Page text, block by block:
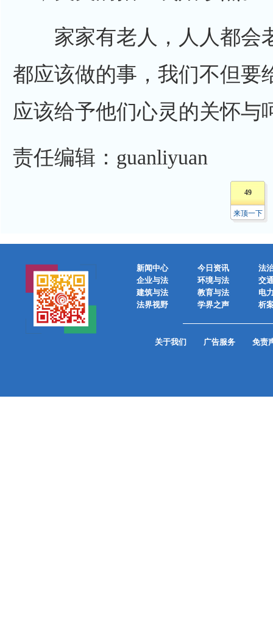
家家有老人，人人都会
都应该做的事，我们不但要
应该给予他们心灵的关怀与
责任编辑：guanliyuan
49
来顶一下
新闻中心 今日资讯
法
企业与法
环境与法
交
建筑与法
教育与法
电
法界视野
学界之声 析
关于我们 广告服务 免责